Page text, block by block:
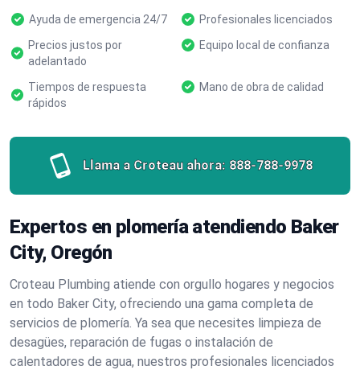
Ayuda de emergencia 24/7
Profesionales licenciados
Precios justos por
adelantado
Equipo local de confianza
Tiempos de respuesta
rápidos
Mano de obra de calidad
Llama a Croteau ahora: 888-788-9978
Expertos en plomería atendiendo Baker
City, Oregón
Croteau Plumbing atiende con orgullo hogares y negocios
en todo Baker City, ofreciendo una gama completa de
servicios de plomería. Ya sea que necesites limpieza de
desagües, reparación de fugas o instalación de
calentadores de agua, nuestros profesionales licenciados